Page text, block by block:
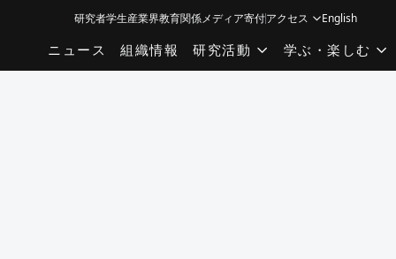
ニュース 組織情報 研究活動 学ぶ・楽しむ
研究者学生産業界教育関係メディア寄付アクセス English